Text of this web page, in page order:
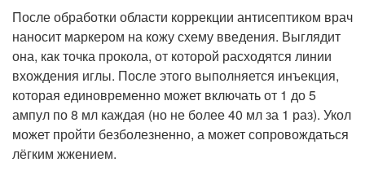
После обработки области коррекции антисептиком врач
наносит маркером на кожу схему введения. Выглядит
она, как точка прокола, от которой расходятся линии
вхождения иглы. После этого выполняется инъекция,
которая единовременно может включать от 1 до 5
ампул по 8 мл каждая (но не более 40 мл за 1 раз). Укол
может пройти безболезненно, а может сопровождаться
лёгким жжением.